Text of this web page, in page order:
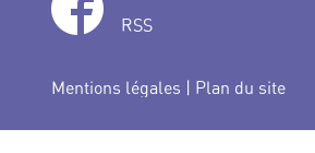
RSS
Mentions légales | Plan du site